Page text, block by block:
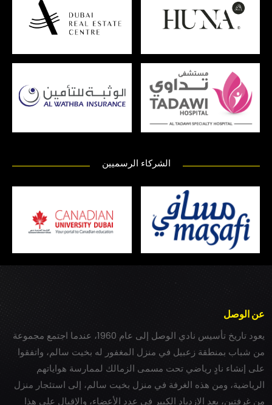
الشركاء الرسميين
عن الوصل
يعود تاريخ تأسيس نادي الوصل إلى عام 1960، عندما اجتمع مجموعة
من شباب بمنطقة زعبيل في منزل المغفور له بخيت سالم، واتفقوا
على إنشاء نادٍ رياضي تحت مسمى الزمالك لممارسة هواياتهم
الرياضية، ومن هذه الغرفة في منزل بخيت سالم، إلى استئجار منزل
من غرفتين، بعد الازدياد الكبير في عدد الأعضاء، والإقبال على هذا